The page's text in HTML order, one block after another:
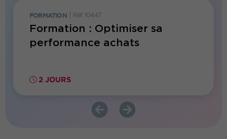
FORMATION Réf. 10447
Formation : Optimiser sa
performance achats
2 JOURS